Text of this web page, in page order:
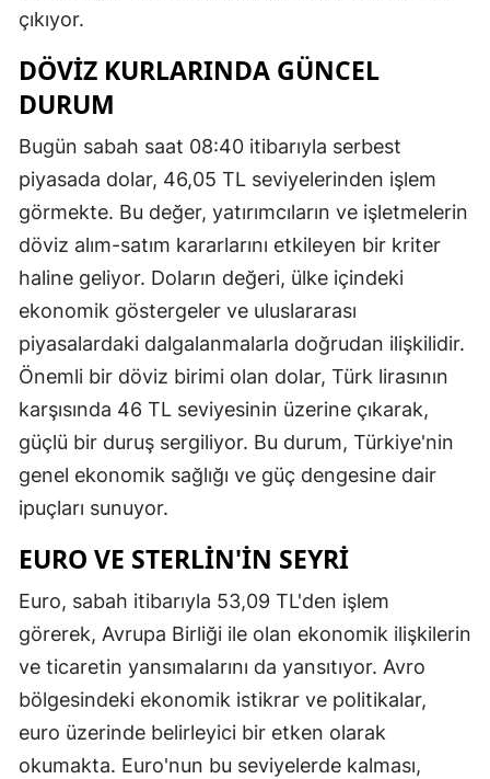
çıkıyor.
DÖVIZ KURLARINDA GÜNCEL
DURUM
Bugün sabah saat 08:40 itibarıyla serbest
piyasada dolar, 46,05 TL seviyelerinden işlem
görmekte. Bu değer, yatırımcıların ve işletmelerin
döviz alım-satım kararlarını etkileyen bir kriter
haline geliyor. Doların değeri, ülke içindeki
ekonomik göstergeler ve uluslararası
piyasalardaki dalgalanmalarla doğrudan ilişkilidir.
Önemli bir döviz birimi olan dolar, Türk lirasının
karşısında 46 TL seviyesinin üzerine çıkarak,
güçlü bir duruş sergiliyor. Bu durum, Türkiye'nin
genel ekonomik sağlığı ve güç dengesine dair
ipuçları sunuyor.
EURO VE STERLIN'IN SEYRI
Euro, sabah itibarıyla 53,09 TL'den işlem
görerek, Avrupa Birliği ile olan ekonomik ilişkilerin
ve ticaretin yansımalarını da yansıtıyor. Avro
bölgesindeki ekonomik istikrar ve politikalar,
euro üzerinde belirleyici bir etken olarak
okumakta. Euro'nun bu seviyelerde kalması,